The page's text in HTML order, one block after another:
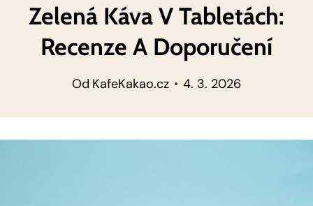
Zelená Káva V Tabletách:
Recenze A Doporučení
Od KafeKakao.cz 4. 3. 2026